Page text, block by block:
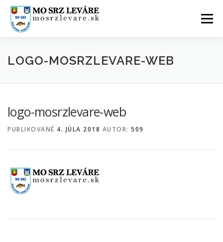
Prejsť
obsah
Menu
ÚVOD AKTUALITY O NÁS FOTOGALÉRIA
LOGO-MOSRZLEVARE-WEB
logo-mosrzlevare-web
PUBLIKOVANÉ 4. JÚLA 2018 AUTOR: 509